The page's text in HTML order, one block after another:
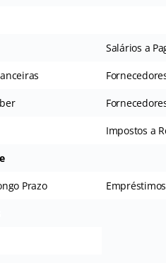
Salários a
Impostos a
Prazo